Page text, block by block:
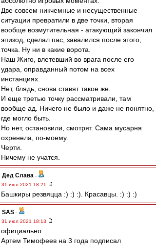
Две совсем никчемные и несущественные
ситуации превратили в две точки, вторая
вообще возмутительная - атакующий закончил
эпизод, сделал пас, завалился после этого,
точка. Ну ни в какие ворота.
Наш Жиго, влетевший во врага после его
удара, оправданный потом на всех
инстанциях.
Нет, блядь, снова ставят такое же.
И еще третью точку рассматривали, там
вообще ад. Ничего не было и даже не понятно,
где могло быть.
Но нет, остановили, смотрят. Сама мусарня
охренела, по-моему.
Черти.
Ничему не учатся.
Дед Слава -
31 июл 2021 18:21
Башкиры резвяцца :) :) :). Красавцы. :) :) :)
SAS -
31 июл 2021 18:13
официально.
Артем Тимофеев на 3 года подписал